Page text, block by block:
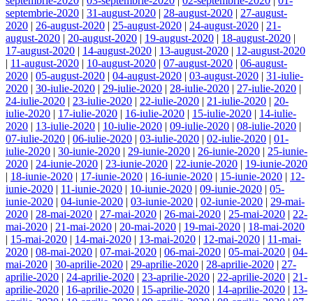
septembrie-2020 | 31-august-2020 | 28-august-2020 | 27-august-
2020 | 26-august-2020 | 25-august-2020 | 24-august-2020 | 21-
august-2020 | 20-august-2020 | 19-august-2020 | 18-august-2020 |
17-august-2020 | 14-august-2020 | 13-august-2020 | 12-august-2020
| 11-august-2020 | 10-august-2020 | 07-august-2020 | 06-august-
2020 | 05-august-2020 | 04-august-2020 | 03-august-2020 | 31-iulie-
2020 | 30-iulie-2020 | 29-iulie-2020 | 28-iulie-2020 | 27-iulie-2020 |
24-iulie-2020 | 23-iulie-2020 | 22-iulie-2020 | 21-iulie-2020 | 20-
iulie-2020 | 17-iulie-2020 | 16-iulie-2020 | 15-iulie-2020 | 14-iulie-
2020 | 13-iulie-2020 | 10-iulie-2020 | 09-iulie-2020 | 08-iulie-2020 |
07-iulie-2020 | 06-iulie-2020 | 03-iulie-2020 | 02-iulie-2020 | 01-
iulie-2020 | 30-iunie-2020 | 29-iunie-2020 | 26-iunie-2020 | 25-iunie-
2020 | 24-iunie-2020 | 23-iunie-2020 | 22-iunie-2020 | 19-iunie-2020
| 18-iunie-2020 | 17-iunie-2020 | 16-iunie-2020 | 15-iunie-2020 | 12-
iunie-2020 | 11-iunie-2020 | 10-iunie-2020 | 09-iunie-2020 | 05-
iunie-2020 | 04-iunie-2020 | 03-iunie-2020 | 02-iunie-2020 | 29-mai-
2020 | 28-mai-2020 | 27-mai-2020 | 26-mai-2020 | 25-mai-2020 | 22-
mai-2020 | 21-mai-2020 | 20-mai-2020 | 19-mai-2020 | 18-mai-2020
| 15-mai-2020 | 14-mai-2020 | 13-mai-2020 | 12-mai-2020 | 11-mai-
2020 | 08-mai-2020 | 07-mai-2020 | 06-mai-2020 | 05-mai-2020 | 04-
mai-2020 | 30-aprilie-2020 | 29-aprilie-2020 | 28-aprilie-2020 | 27-
aprilie-2020 | 24-aprilie-2020 | 23-aprilie-2020 | 22-aprilie-2020 | 21-
aprilie-2020 | 16-aprilie-2020 | 15-aprilie-2020 | 14-aprilie-2020 | 13-